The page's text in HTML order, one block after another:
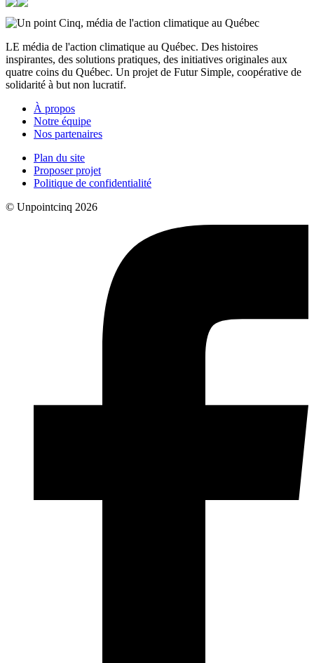
LE média de l'action climatique au Québec. Des histoires
inspirantes, des solutions pratiques, des initiatives originales aux
quatre coins du Québec. Un projet de Futur Simple, coopérative de
solidarité à but non lucratif.
À propos
Notre équipe
Nos partenaires
Plan du site
Proposer projet
Politique de confidentialité
© Unpointcinq 2026